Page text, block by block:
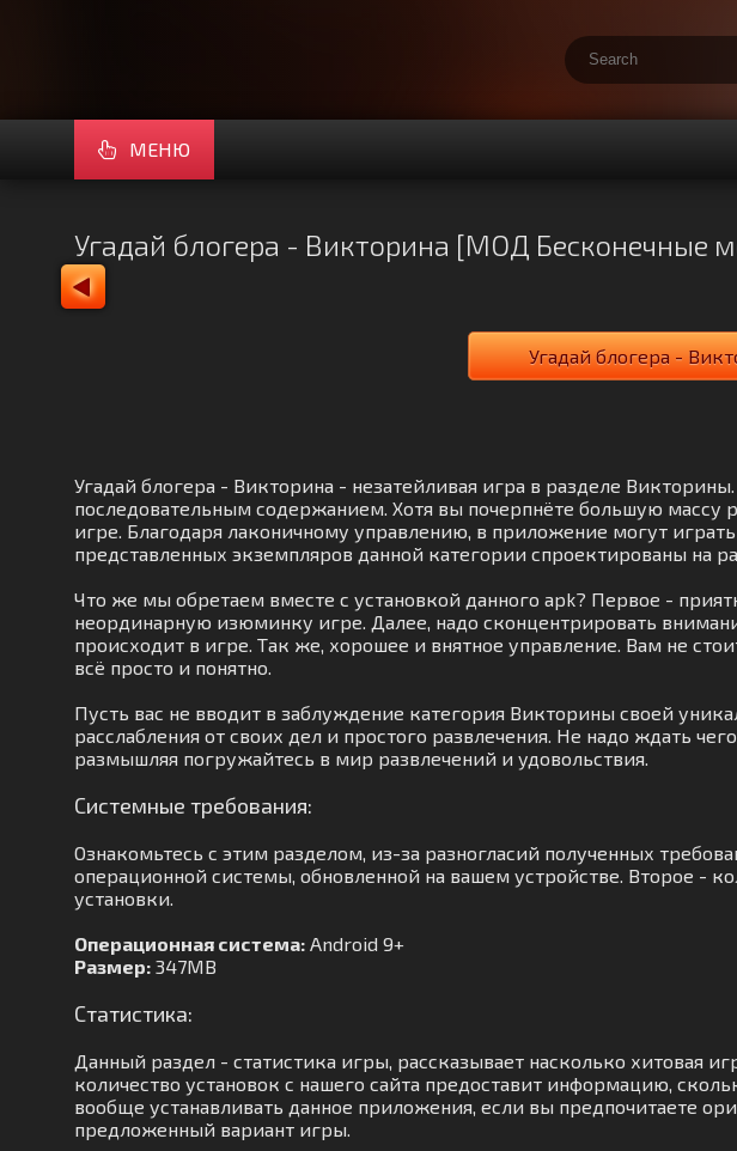
МЕНЮ
Угадай блогера - Викторина [МОД Бесконечные
Угадай блогера -
Угадай блогера - Викторина - незатейливая игра в разделе
последовательным содержанием. Хотя вы почерпнёте большую массу
игре. Благодаря лаконичному управлению, в приложение могут
представленных экземпляров данной категории спроектированы на
Что же мы обретаем вместе с установкой данного apk? Первое -
неординарную изюминку игре. Далее, надо сконцентрировать
происходит в игре. Так же, хорошее и внятное управление. Вам не
всё просто и понятно.
Пусть вас не вводит в заблуждение категория Викторины своей
расслабления от своих дел и простого развлечения. Не надо ждать
размышляя погружайтесь в мир развлечений и удовольствия.
Системные требования:
Ознакомьтесь с этим разделом, из-за разногласий полученных
операционной системы, обновленной на вашем устройстве. Второе -
установки.
Операционная система: Android 9+
Размер: 347MB
Статистика:
Данный раздел - статистика игры, рассказывает насколько хитовая
количество установок с нашего сайта предоставит информацию,
вообще устанавливать данное приложения, если вы предпочитаете
предложенный вариант игры.